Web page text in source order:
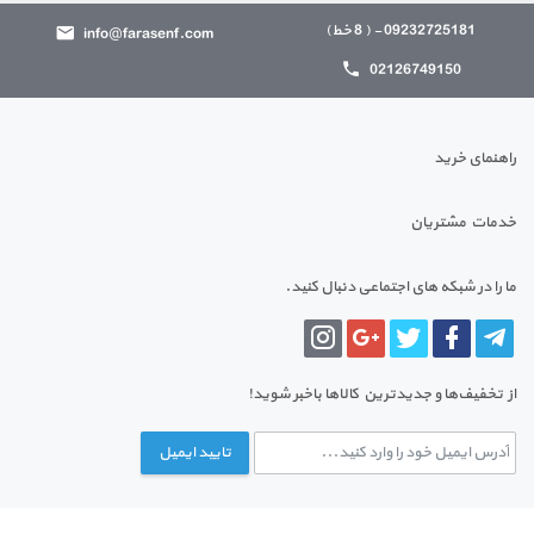
09232725181 - ( 8 خط)
02126749150
info@farasenf.com
راهنمای خرید
خدمات مشتریان
ما را در شبکه های اجتماعی دنبال کنید.
از تخفیف‌ها و جدیدترین‌ کالاها باخبر شوید!
تایید ایمیل